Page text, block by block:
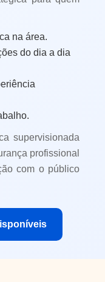
na área.
do dia a dia
supervisionada
profissional
com o público